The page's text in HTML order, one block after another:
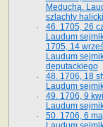
Meduchą.
szlachty
46. 1705, 26
Laudum
1705, 14
Laudum
deputackiego
48. 1706, 18
Laudum
49. 1706, 9
Laudum
50. 1706, 6